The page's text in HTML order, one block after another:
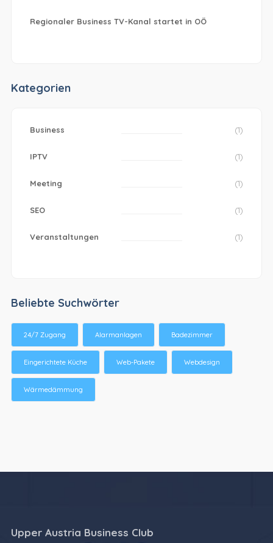
Regionaler Business TV-Kanal startet in OÖ
Kategorien
Business (1)
IPTV (1)
Meeting (1)
SEO (1)
Veranstaltungen (1)
Beliebte Suchwörter
24/7 Zugang Alarmanlagen Badezimmer
Eingerichtete Küche Web-Pakete Webdesign
Wärmedämmung
Upper Austria Business Club